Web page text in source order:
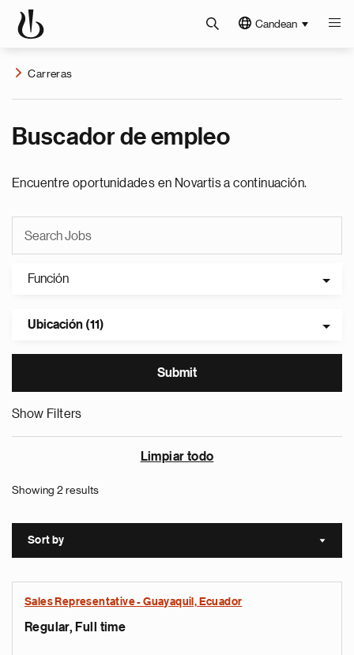
Candean
Carreras
Buscador de empleo
Encuentre oportunidades en Novartis a continuación.
Función
Ubicación (11)
Show Filters
Limpiar todo
Showing 2 results
Sort by Sort
Sales Representative - Guayaquil, Ecuador
Regular, Full time